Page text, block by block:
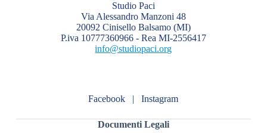
Studio Paci
Via Alessandro Manzoni 48
20092 Cinisello Balsamo (MI)
P.iva 10777360966 - Rea MI-2556417
info@studiopaci.org
Facebook |Instagram
Documenti Legali